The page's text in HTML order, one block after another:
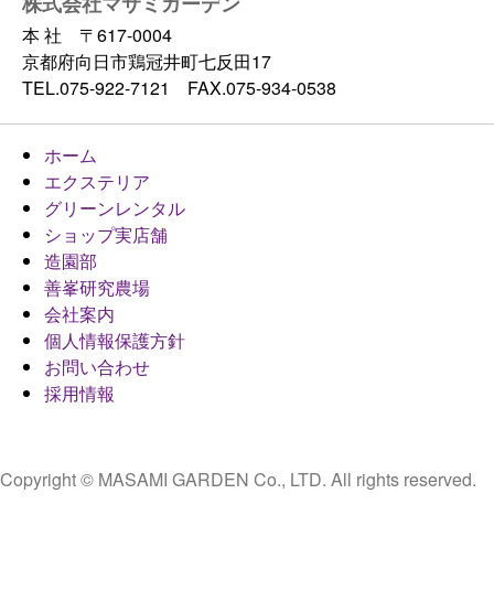
本 社 〒617-0004
京都府向日市鶏冠井町七反田17
TEL.075-922-7121 FAX.075-934-0538
ホーム
エクステリア
グリーンレンタル
ショップ実店舗
造園部
善峯研究農場
会社案内
個人情報保護方針
お問い合わせ
採用情報
Copyright © MASAMI GARDEN Co., LTD. All rights reserved.